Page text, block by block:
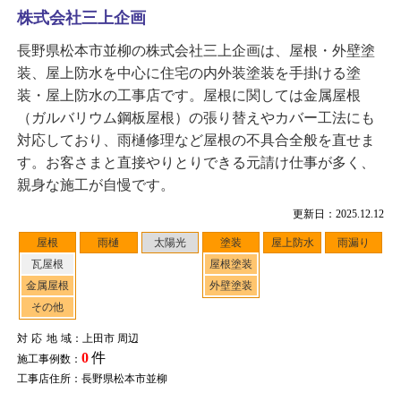
更新日：2025.12.12
屋根
瓦屋根
金属屋根
その他
雨樋 太陽光
塗装
屋根塗装
外壁塗装
屋上防水 雨漏り
対応地域：上田市 周辺
施工事例数： 0件
工事店住所：長野県松本市並柳
株式会社三上企画
長野県松本市並柳の株式会社三上企画は、屋根・外壁塗
装、屋上防水を中心に住宅の内外装塗装を手掛ける塗
装・屋上防水の工事店です。屋根に関しては金属屋根
（ガルバリウム鋼板屋根）の張り替えやカバー工法にも
対応しており、雨樋修理など屋根の不具合全般を直せま
す。お客さまと直接やりとりできる元請け仕事が多く、
親身な施工が自慢です。